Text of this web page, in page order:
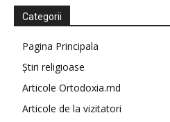
Categorii
Pagina Principala
Știri religioase
Articole Ortodoxia.md
Articole de la vizitatori